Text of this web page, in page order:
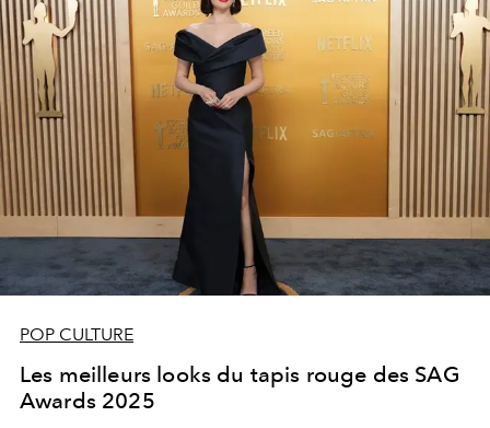
POP CULTURE
Les meilleurs looks du tapis rouge des SAG
Awards 2025